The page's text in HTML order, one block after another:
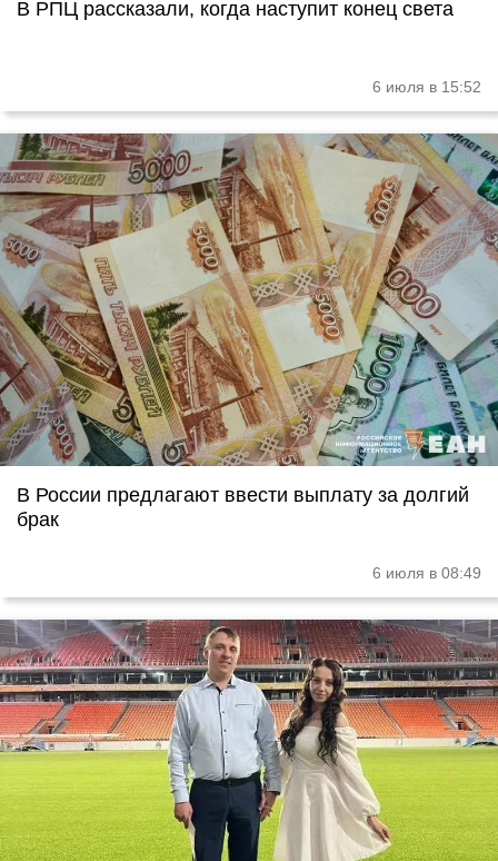
В РПЦ рассказали, когда наступит конец света
6 июля в 15:52
В России предлагают ввести выплату за долгий
брак
6 июля в 08:49